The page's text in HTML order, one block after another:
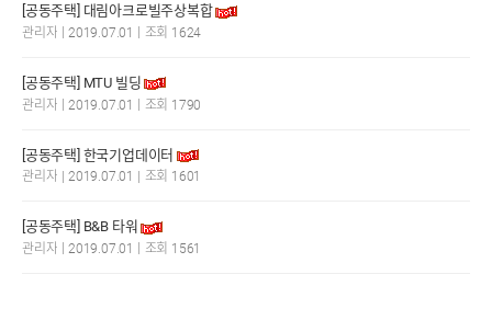
[공동주택] 대림아크로빌주상복합
관리자 |2019.07.01 조회 1624
[공동주택] MTU 빌딩
관리자 |2019.07.01 | 조회 1790
[공동주택] 한국기업데이터
관리자 |2019.07.01 | 조회 1601
[공동주택] B&B 타워
관리자 |2019.07.01 조회 1561